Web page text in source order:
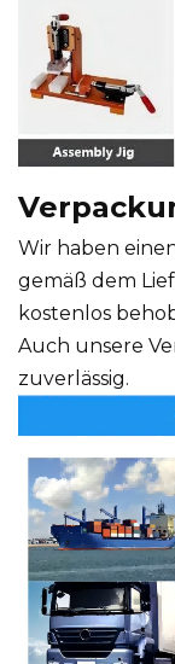
Wir haben
gemäß dem
kostenlos
Auch unsere
zuverlässig.